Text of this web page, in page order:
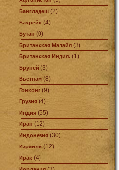
Бангладеш (2)
Бахрейн (4)
Бутан (0)
Британская Малайя (3)
Британская Индия. (1)
Бруней (3)
Вьетнам (8)
Гонконг (9)
Грузия(4)
Индия (55)
Иран (12)
Индонезия (30)
Израиль (12)
Ирак (4)